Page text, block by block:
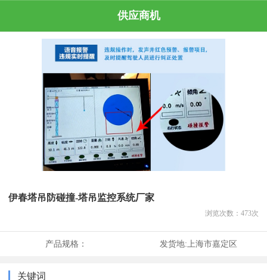
供应商机
伊春塔吊防碰撞-塔吊监控系统厂家
浏览次数： 473次
产品规格： 发货地:上海市嘉定区
关键词